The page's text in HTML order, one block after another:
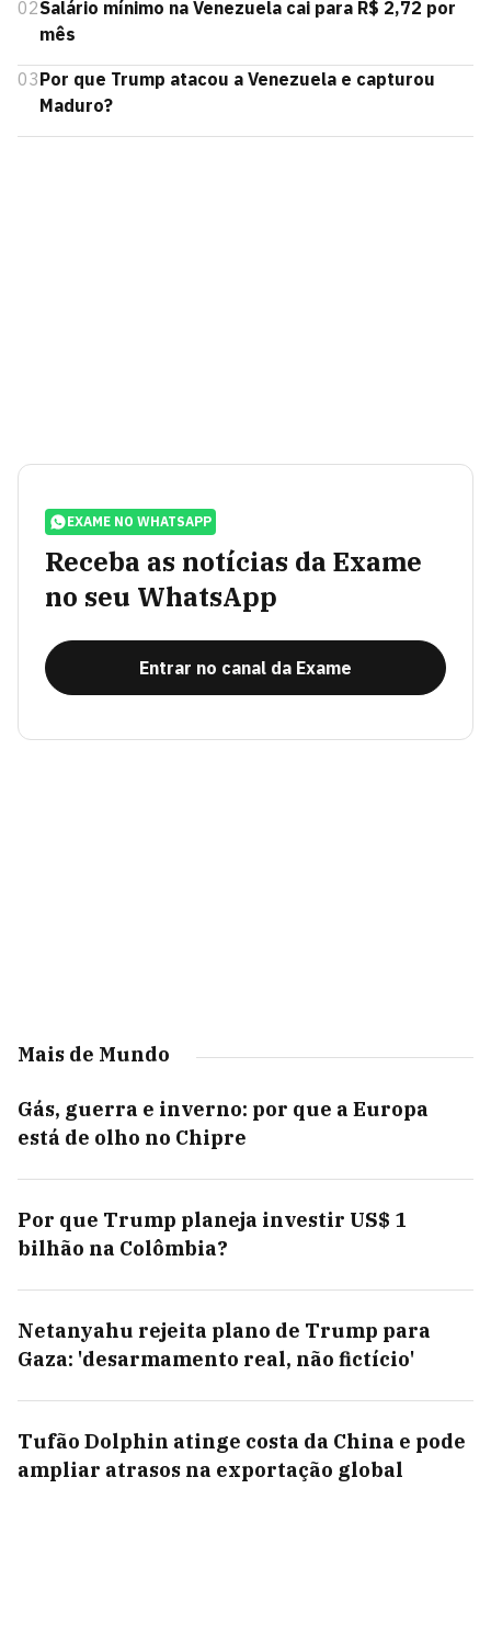
02Salário mínimo na Venezuela cai para R$ 2,72 por
mês
03Por que Trump atacou a Venezuela e capturou
Maduro?
EXAME NO WHATSAPP
Receba as notícias da Exame
no seu WhatsApp
Entrar no canal da Exame
Mais de Mundo
Gás, guerra e inverno: por que a Europa
está de olho no Chipre
Por que Trump planeja investir US$ 1
bilhão na Colômbia?
Netanyahu rejeita plano de Trump para
Gaza: 'desarmamento real, não fictício'
Tufão Dolphin atinge costa da China e pode
ampliar atrasos na exportação global